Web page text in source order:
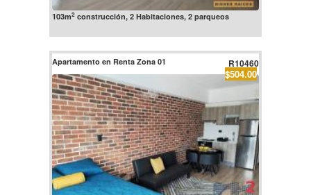
103m2construcción, 2 Habitaciones, 2 parqueos
Apartamento en Renta Zona 01 R10460
$504.00